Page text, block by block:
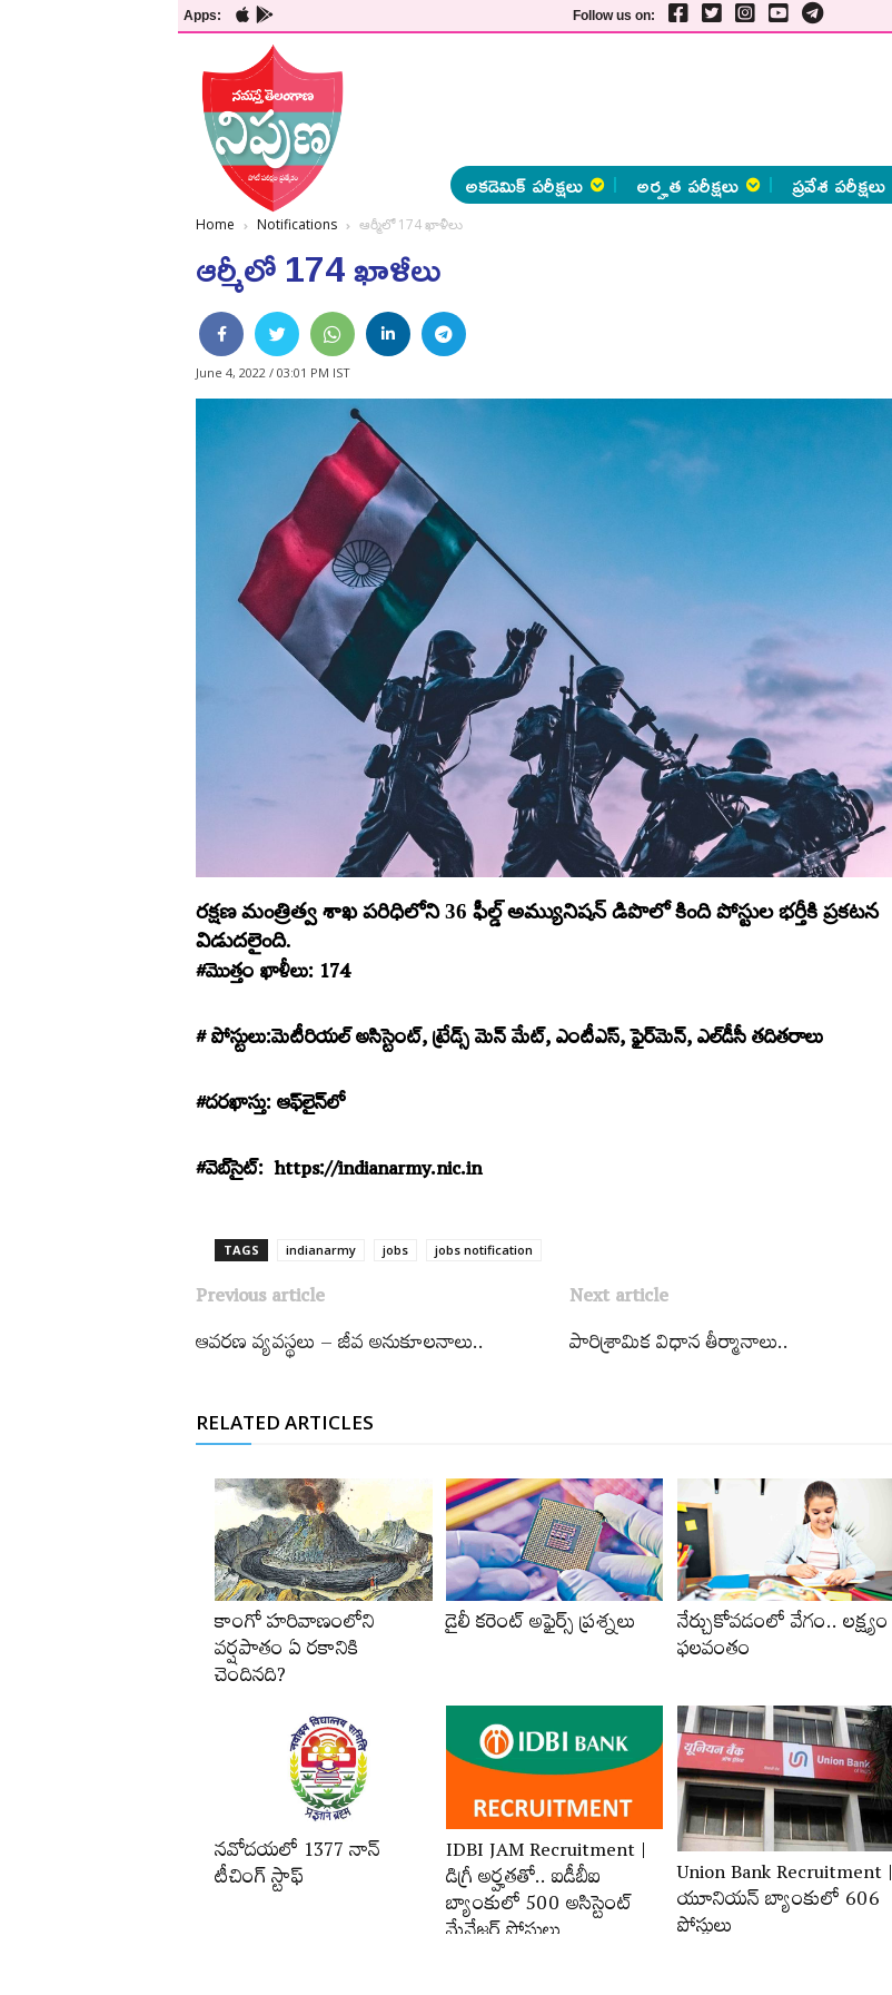
Apps: Follow us on:
అకడెమిక్ పరీక్షలు అర్హత పరీక్షలు ప్రవేశ పరీక్షలు
Home Notifications ఆర్మీలో 174 ఖాళీలు
ఆర్మీలో 174 ఖాళీలు
June 4, 2022 / 03:01 PM IST
రక్షణ మంత్రిత్వ శాఖ పరిధిలోని 36 ఫీల్డ్​‍ అమ్యునిషన్‌ డిపొలో కింది పోస్టుల భర్తీకి ప్రకటన
విడుదలైంది.
#మొత్తం ఖాళీలు: 174
# పోస్టులు:మెటీరియల్‌ అసిస్టెంట్‌,ట్రేడ్స్​‍ మెన్‌ మేట్‌, ఎంటీఎస్,ఫైర్‌మెన్‌, ఎల్‌డీసీ తదితరాలు
#దరఖాస్తు: ఆఫ్‌లైన్‌లో
#వెబ్‌సైట్‌:https://indianarmy.nic.in
TAGS indianarmy jobs jobs notification
Previous article
ఆవరణ వ్యవస్థలు – జీవ అనుకూలనాలు..
Next article
పారిశ్రామిక విధాన తీర్మానాలు..
RELATED ARTICLES
కాంగో హరివాణంలోని
వర్షపాతం ఏ రకానికి
చెందినది?
డైలీ కరెంట్‌ అఫైర్స్‌ ప్రశ్నలు నేర్చుకోవడంలో వేగం.. లక్ష్యం
ఫలవంతం
నవోదయలో 1377 నాన్‌
టీచింగ్‌ స్టాఫ్‌
IDBI JAM Recruitment |
డిగ్రీ అర్హ‌త‌తో.. ఐడీబీఐ
బ్యాంకులో 500 అసిస్టెంట్‌
మేనేజర్‌ పోస్టులు
Union Bank Recruitment |
యూనియన్ బ్యాంకులో 606
పోస్టులు